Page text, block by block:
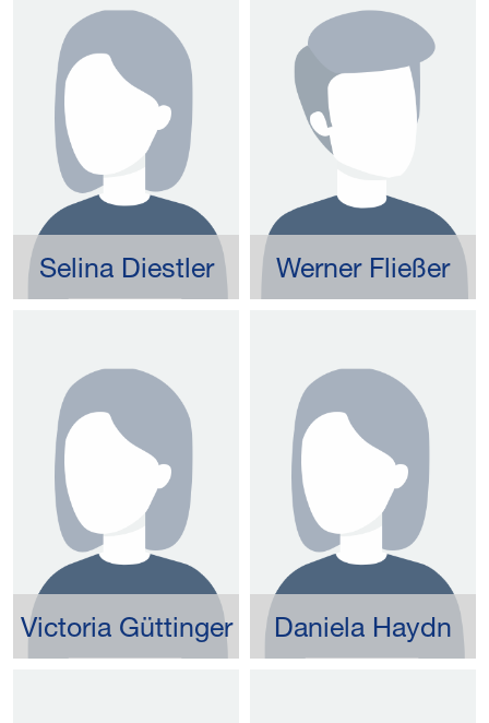
Selina Diestler Werner Fließer
Victoria Güttinger Daniela Haydn